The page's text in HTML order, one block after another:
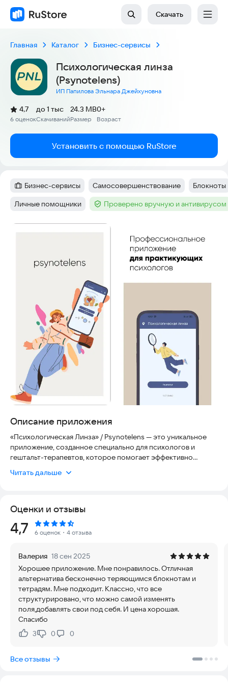
Скачать
Главная Каталог Бизнес-сервисы
Психологическая линза
(Psynotelens)
ИП Папилова Эльнара Джейхуновна
Рейтинг:
4,7
(
6 оценок
)
Скачиваний
до 1 тыс
Размер
24.3 MB
Возраст
0+
Установить с помощью RuStore
Категория :
Бизнес-сервисы Тег:
Самосовершенствование Тег:
Блокноты
Тег:
Личные помощники Тег :Проверено вручную и антивирусом
Скриншоты
Описание приложения
«Психологическая Линза» / Psynotelens — это уникальное
приложение, созданное специально для психологов и
гештальт-терапевтов, которое помогает эффективно
клиентами и улучшая качество практики. Приложение
гештальт-терапевтом.
Приложение способствует формированию, укреплению
терапевтического мышления специалиста. Создательница
приложения убеждена, что уверенность терапевта во
контакте с клиентом и ЗАЧЕМ.Надеемся, что приложение
поможет укрепить профессиональную устойчивость
многих терапевтов и облегчить работу, благодаря
упрощению систематизации данных.
01 / ВКЛАДКА ОБУЧЕНИЕ
У психологов, всегда много обучений, и обычно у каждого
специалиста есть самые основные материалы, которые он
использует в работе или скидывает клиентам (протоколы,
информацию со всех обучений, внося текст и прикрепляя
Читать дальше
Оценки и отзывы
Рейтинг:
4,7 6 оценок ・4 отзыва
Валерия 18 сен 2025
Хорошее приложение. Мне понравилось. Отличная
альтернатива бесконечно теряющимся блокнотам и
тетрадям. Мне подходит. Классно, что все
структурировано, что можно самой изменять
поля,добавлять свои под себя. И цена хорошая.
Спасибо
Нравится:
3Не нравится:
0 0
Все отзывы